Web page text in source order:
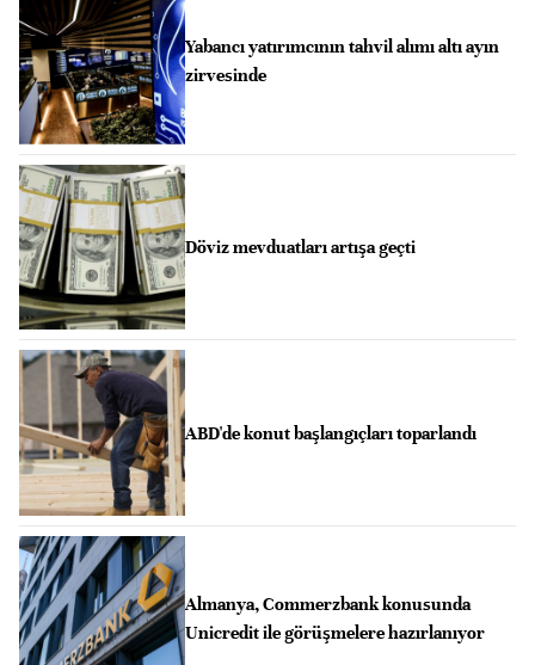
Yabancı yatırımcının tahvil alımı altı ayın
zirvesinde
Döviz mevduatları artışa geçti
ABD'de konut başlangıçları toparlandı
Almanya, Commerzbank konusunda
Unicredit ile görüşmelere hazırlanıyor